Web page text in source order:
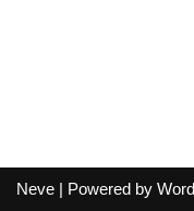
Neve | Powered by